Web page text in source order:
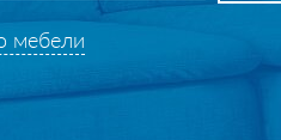
мебели